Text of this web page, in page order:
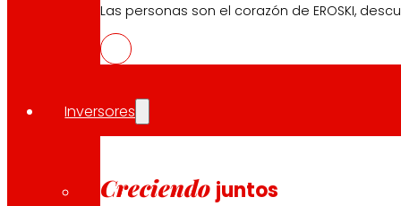
Las personas son el corazón de EROSKI,
Inversores
Creciendo juntos
Atención al cliente:944 943 444. De lunes a sábado
Quiénes somos
Inversores